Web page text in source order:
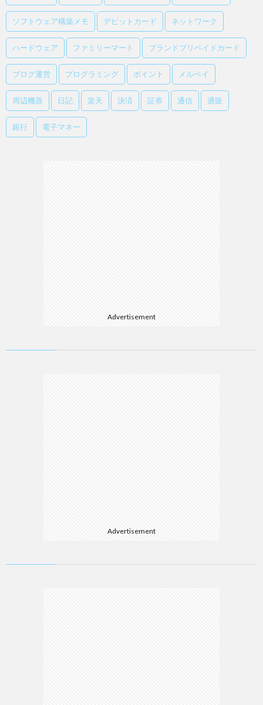
ソフトウェア構築メモ デビットカード ネットワーク
ハードウェア ファミリーマート ブランドプリペイドカード
ブログ運営 プログラミング ポイント メルペイ
周辺機器 日記 楽天 決済 証券 通信 通販
銀行 電子マネー
Advertisement
Advertisement